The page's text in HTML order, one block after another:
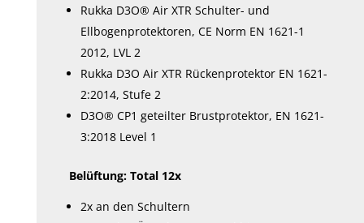
Rukka D3O® Air XTR Schulter- und
Ellbogenprotektoren, CE Norm EN 1621-1
2012, LVL 2
Rukka D3O Air XTR Rückenprotektor EN 1621-
2:2014, Stufe 2
D3O® CP1 geteilter Brustprotektor, EN 1621-
3:2018 Level 1
Belüftung: Total 12x
2x an den Schultern